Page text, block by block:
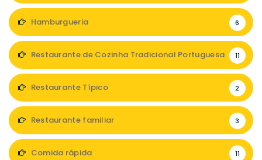
Hamburgueria 6
Restaurante de Cozinha Tradicional Portuguesa 11
Restaurante Típico 2
Restaurante familiar 3
Comida rápida 11